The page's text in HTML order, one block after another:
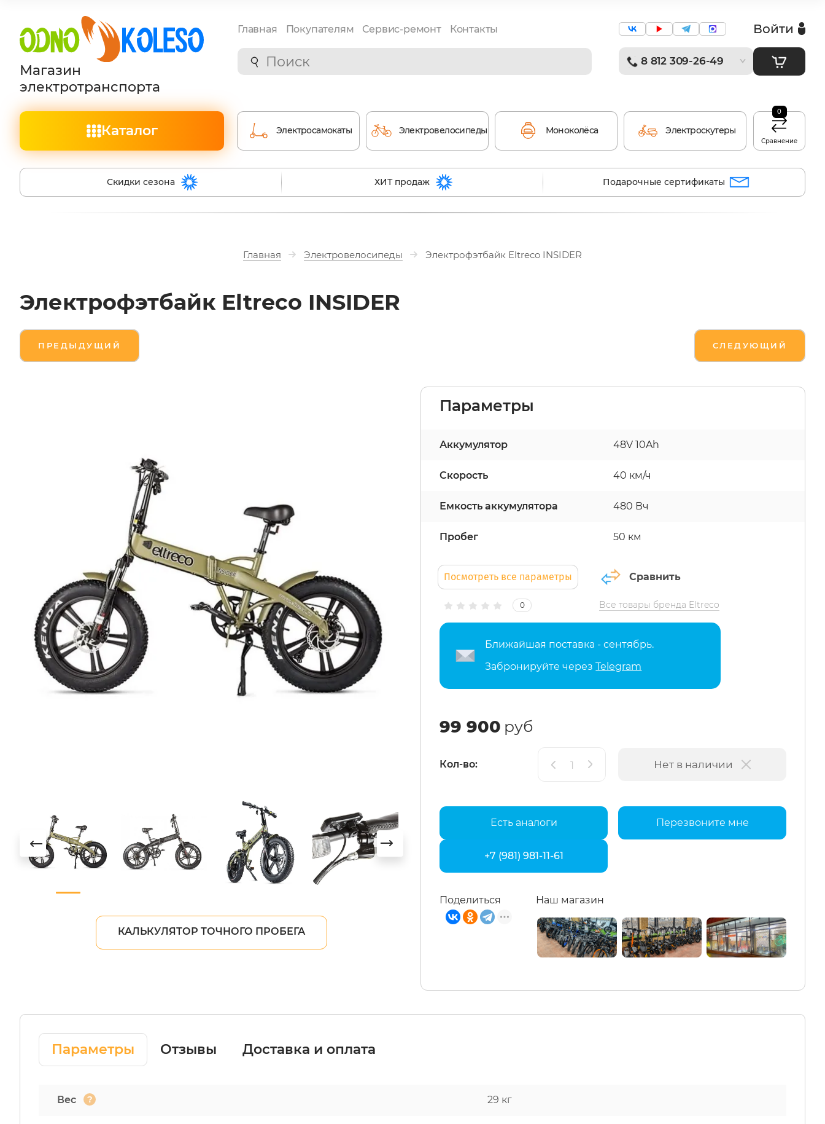
Магазин
электротранспорта
Главная Покупателям Сервис-ремонт Контакты Войти
8 812 309-26-49
Каталог Электросамокаты Электровелосипеды Моноколёса Электроскутеры
Сравнение
0
Скидки сезона ХИТ продаж Подарочные сертификаты
Главная Электровелосипеды Электрофэтбайк Eltreco INSIDER
Электрофэтбайк Eltreco INSIDER
ПРЕДЫДУЩИЙ СЛЕДУЮЩИЙ
КАЛЬКУЛЯТОР ТОЧНОГО ПРОБЕГА
Параметры
Аккумулятор 48V 10Ah
Скорость 40 км/ч
Емкость аккумулятора 480 Вч
Пробег 50 км
Посмотреть все параметры Сравнить
0 Все товары бренда Eltreco
Ближайшая поставка - сентябрь.
Забронируйте черезTelegram
99 900 руб
Кол-во: Нет в наличии
Есть аналоги Перезвоните мне
+7 (981) 981-11-61
Поделиться Наш магазин
Параметры Отзывы Доставка и оплата
Вес ? 29 кг